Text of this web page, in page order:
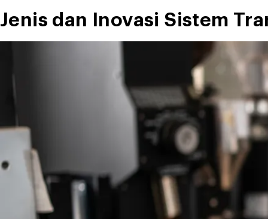
Jenis dan Inovasi Sistem